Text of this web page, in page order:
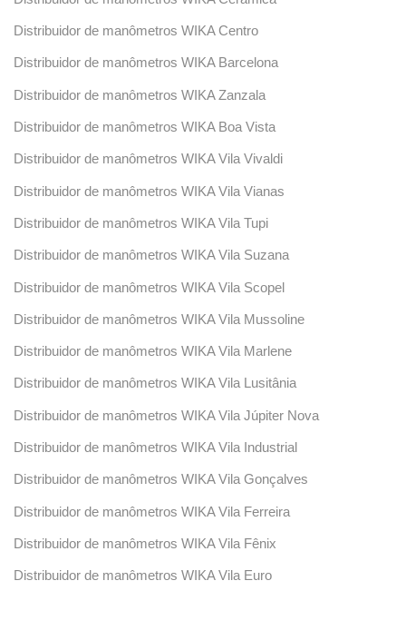
Distribuidor de manômetros WIKA Centro
Distribuidor de manômetros WIKA Barcelona
Distribuidor de manômetros WIKA Zanzala
Distribuidor de manômetros WIKA Boa Vista
Distribuidor de manômetros WIKA Vila Vivaldi
Distribuidor de manômetros WIKA Vila Vianas
Distribuidor de manômetros WIKA Vila Tupi
Distribuidor de manômetros WIKA Vila Suzana
Distribuidor de manômetros WIKA Vila Scopel
Distribuidor de manômetros WIKA Vila Mussoline
Distribuidor de manômetros WIKA Vila Marlene
Distribuidor de manômetros WIKA Vila Lusitânia
Distribuidor de manômetros WIKA Vila Júpiter Nova
Distribuidor de manômetros WIKA Vila Industrial
Distribuidor de manômetros WIKA Vila Gonçalves
Distribuidor de manômetros WIKA Vila Ferreira
Distribuidor de manômetros WIKA Vila Fênix
Distribuidor de manômetros WIKA Vila Euro